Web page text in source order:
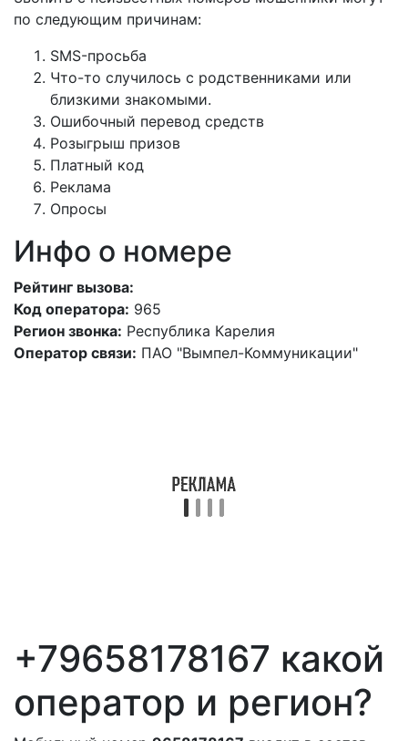
по следующим причинам:
SMS-просьба
Что-то случилось с родственниками или
близкими знакомыми.
Ошибочный перевод средств
Розыгрыш призов
Платный код
Реклама
Опросы
Инфо о номере
Рейтинг вызова:
Код оператора: 965
Регион звонка: Республика Карелия
Оператор связи: ПАО "Вымпел-Коммуникации"
+79658178167 какой
оператор и регион?